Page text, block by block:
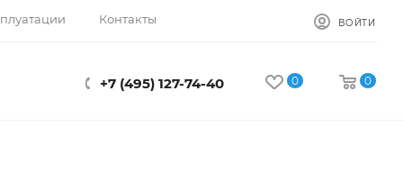
Контакты ВОЙТИ
+7 (495) 127-74-40 0 0